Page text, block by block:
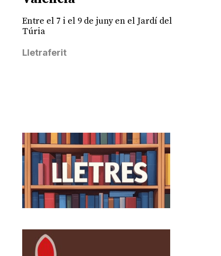
Entre el 7 i el 9 de juny en el Jardí del
Túria
Lletraferit